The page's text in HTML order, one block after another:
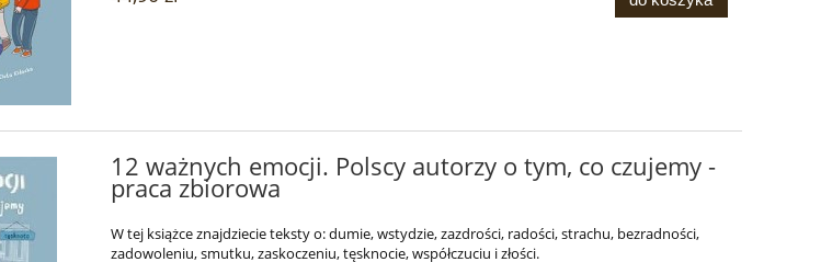
12 ważnych emocji. Polscy autorzy o tym, co czujemy -
praca zbiorowa
W tej książce znajdziecie teksty o: dumie, wstydzie, zazdrości, radości, strachu, bezradności,
zadowoleniu, smutku, zaskoczeniu, tęsknocie, współczuciu i złości.